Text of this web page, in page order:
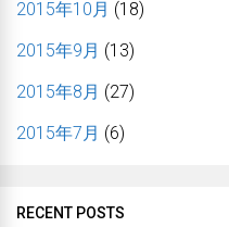
2015年10月 (18)
2015年9月 (13)
2015年8月 (27)
2015年7月 (6)
RECENT POSTS